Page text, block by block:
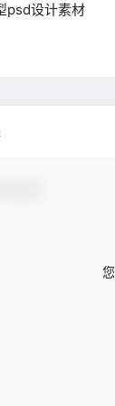
psd设计素材